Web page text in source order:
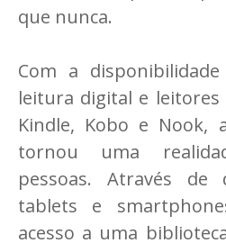
que nunca.
Com a
leitura digital e leitores
Kindle, Kobo e Nook,
tornou uma
pessoas. Através de
tablets e
acesso a uma